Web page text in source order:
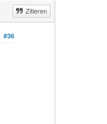
Zitieren
#36